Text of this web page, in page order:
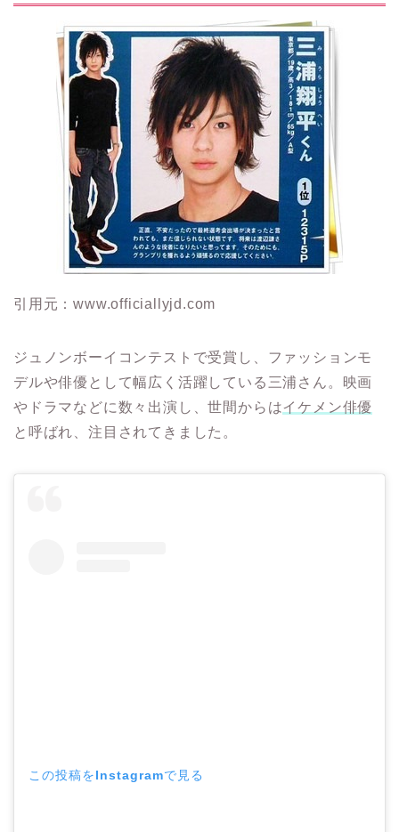
引用元：www.officiallyjd.com
ジュノンボーイコンテストで受賞し、ファッションモ
デルや俳優として幅広く活躍している三浦さん。映画
やドラマなどに数々出演し、世間からはイケメン俳優
と呼ばれ、注目されてきました。
この投稿をInstagramで見る